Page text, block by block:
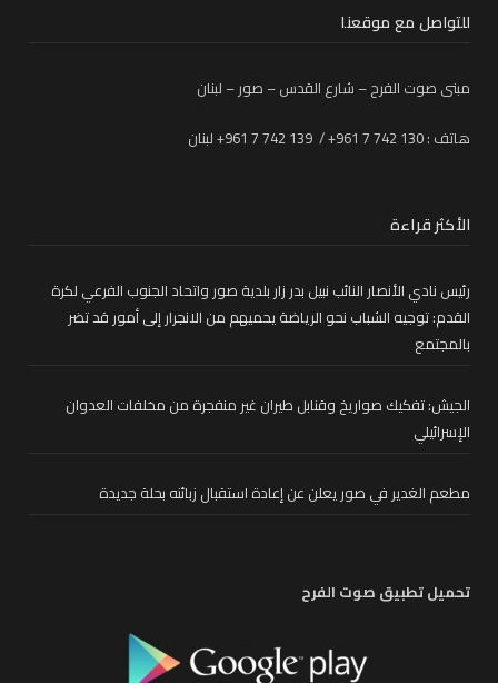
للتواصل مع موقعنا
مبنى صوت الفرح – شارع القدس – صور – لبنان
هاتف : 130 742 7 961+ / 139 742 7 961+ لبنان
الأكثر قراءة
رئيس نادي الأنصار النائب نبيل بدر زار بلدية صور واتحاد الجنوب الفرعي لكرة
القدم: توجيه الشباب نحو الرياضة يحميهم من الانجرار إلى أمور قد تضر
بالمجتمع
الجيش: تفكيك صواريخ وقنابل طيران غير منفجرة من مخلفات العدوان
الإسرائيلي
مطعم الغدير في صور يعلن عن إعادة استقبال زبائنه بحلة جديدة
تحميل تطبيق صوت الفرح